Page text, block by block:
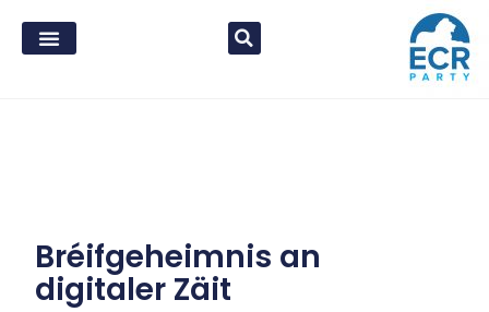
Bréifgeheimnis an
digitaler Zäit